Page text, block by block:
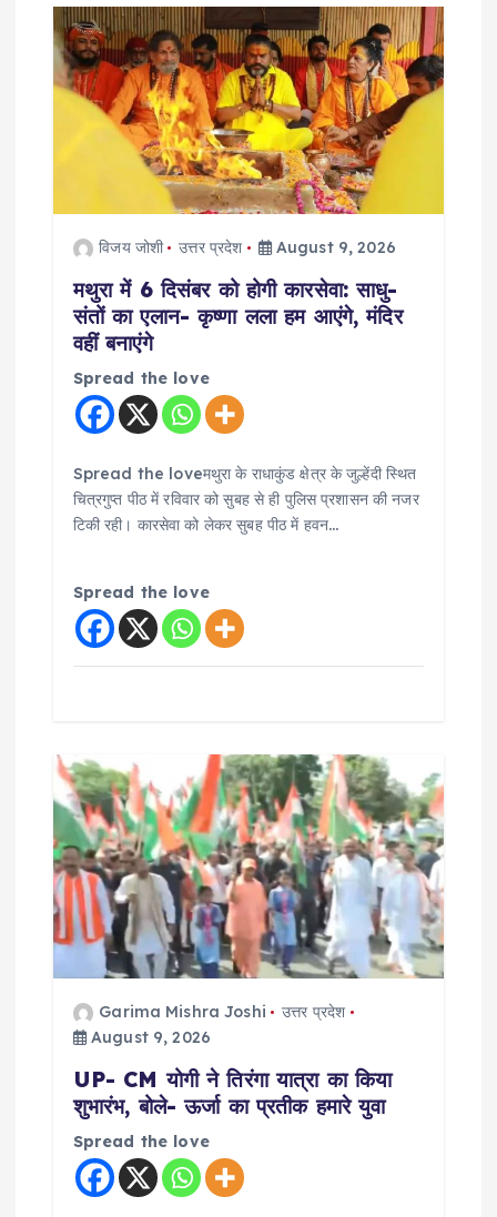
g
t
विजय जोशी उत्तर प्रदेश August 9, 2026
मथुरा में 6 दिसंबर को होगी कारसेवा: साधु-
संतों का एलान- कृष्णा लला हम आएंगे, मंदिर
वहीं बनाएंगे
Spread the love
Spread the loveमथुरा के राधाकुंड क्षेत्र के जुल्हेंदी स्थित
चित्रगुप्त पीठ में रविवार को सुबह से ही पुलिस प्रशासन की नजर
टिकी रही। कारसेवा को लेकर सुबह पीठ में हवन…
Spread the love
Garima Mishra Joshi
उत्तर प्रदेश
August 9, 2026
UP- CM योगी ने तिरंगा यात्रा का किया
शुभारंभ, बोले- ऊर्जा का प्रतीक हमारे युवा
Spread the love